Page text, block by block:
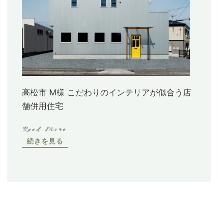
高松市 M様 こだわりのインテリアが似合う店
舗併用住宅
続きを見る